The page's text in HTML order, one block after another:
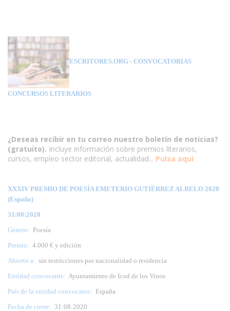
ESCRITORES.ORG - CONVOCATORIAS
CONCURSOS LITERARIOS
¿Deseas recibir en tu correo nuestro boletín de noticias?
(gratuito). Incluye información sobre premios literarios,
cursos, empleo sector editorial, actualidad... Pulsa aqui
XXXIV PREMIO DE POESÍA EMETERIO GUTIÉRREZ ALBELO 2020
(España)
31:08:2020
Género: Poesía
Premio: 4.000 € y edición
Abierto a: sin restricciones por nacionalidad o residencia
Entidad convocante: Ayuntamiento de Icod de los Vinos
País de la entidad convocante: España
Fecha de cierre: 31:08:2020